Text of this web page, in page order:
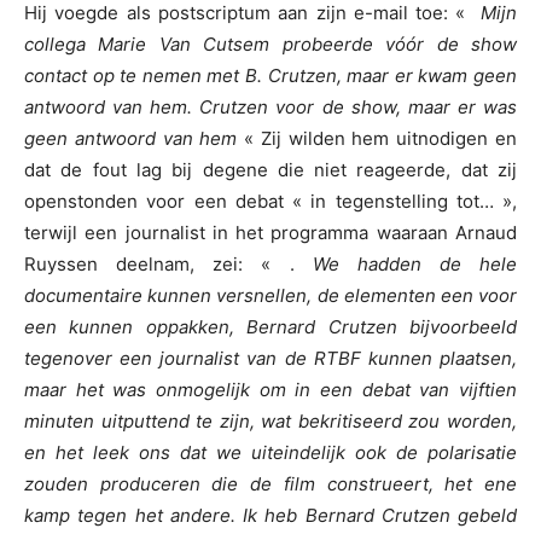
Hij voegde als postscriptum aan zijn e-mail toe: «
Mijn
collega Marie Van Cutsem probeerde vóór de show
contact op te nemen met B. Crutzen, maar er kwam geen
antwoord van hem. Crutzen voor de show, maar er was
geen antwoord van hem « Zij wilden hem uitnodigen en
dat de fout lag bij degene die niet reageerde, dat zij
openstonden voor een debat « in tegenstelling tot… »,
terwijl een journalist in het programma waaraan Arnaud
Ruyssen deelnam, zei: « . We hadden de hele
documentaire kunnen versnellen, de elementen een voor
een kunnen oppakken, Bernard Crutzen bijvoorbeeld
tegenover een journalist van de RTBF kunnen plaatsen,
maar het was onmogelijk om in een debat van vijftien
minuten uitputtend te zijn, wat bekritiseerd zou worden,
en het leek ons dat we uiteindelijk ook de polarisatie
zouden produceren die de film construeert, het ene
kamp tegen het andere. Ik heb Bernard Crutzen gebeld